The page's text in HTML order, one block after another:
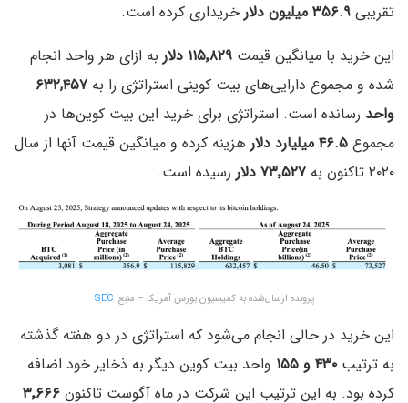
تقریبی
خریداری کرده است.
این خرید با میانگین قیمت
به ازای هر واحد انجام
شده و مجموع دارایی‌های بیت کوینی استراتژی را به ۶۳۲,۴۵۷
واحد رسانده است. استراتژی برای خرید این بیت کوین‌ها در
مجموع ۴۶.۵ میلیارد دلار
هزینه کرده و میانگین قیمت آنها از سال
۲۰۲۰ تاکنون به
رسیده است.
پرونده ارسال‌شده به کمیسیون بورس آمریکا – منبع: SEC
این خرید در حالی انجام می‌شود که استراتژی در دو هفته گذشته
به ترتیب
واحد بیت کوین دیگر به ذخایر خود اضافه
کرده بود. به این ترتیب این شرکت در ماه آگوست تاکنون ۳٬۶۶۶